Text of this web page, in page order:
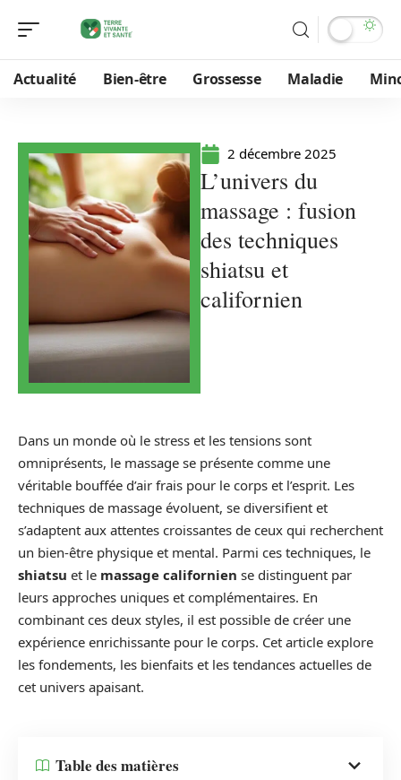
Actualité Bien-être Grossesse Maladie
2 décembre 2025
L’univers du
massage : fusion
des techniques
shiatsu et
californien
Dans un monde où le stress et les tensions sont
omniprésents, le massage se présente comme une
véritable bouffée d’air frais pour le corps et l’esprit. Les
techniques de massage évoluent, se diversifient et
s’adaptent aux attentes croissantes de ceux qui recherchent
un bien-être physique et mental. Parmi ces techniques, le
shiatsu et le massage californien se distinguent par
leurs approches uniques et complémentaires. En
combinant ces deux styles, il est possible de créer une
expérience enrichissante pour le corps. Cet article explore
les fondements, les bienfaits et les tendances actuelles de
cet univers apaisant.
Table des matières